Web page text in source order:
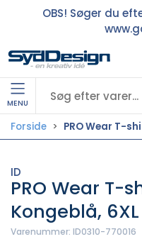
OBS! Søger du
MENU
Forside PRO Wear T-
ID
PRO Wear T-
Kongeblå, 6XL
Varenummer: ID0310-770016